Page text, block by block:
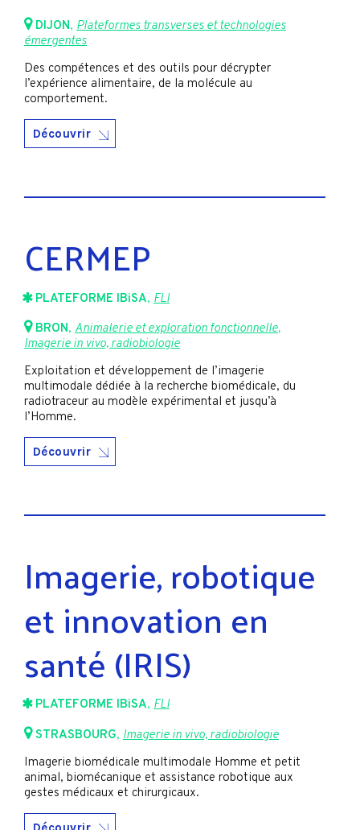
DIJON, Plateformes transverses et technologies
émergentes
Des compétences et des outils pour décrypter
l’expérience alimentaire, de la molécule au
comportement.
Découvrir
CERMEP
PLATEFORME IBiSA, FLI
BRON, Animalerie et exploration fonctionnelle,
Imagerie in vivo, radiobiologie
Exploitation et développement de l’imagerie
multimodale dédiée à la recherche biomédicale, du
radiotraceur au modèle expérimental et jusqu’à
l’Homme.
Découvrir
Imagerie, robotique
et innovation en
santé (IRIS)
PLATEFORME IBiSA, FLI
STRASBOURG, Imagerie in vivo, radiobiologie
Imagerie biomédicale multimodale Homme et petit
animal, biomécanique et assistance robotique aux
gestes médicaux et chirurgicaux.